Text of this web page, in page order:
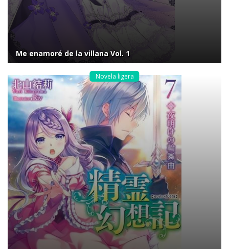
Me enamoré de la villana Vol. 1
Novela ligera